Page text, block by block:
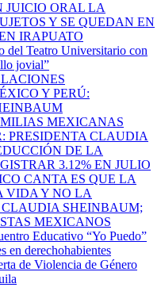
JUICIO ORAL LA
Y SE QUEDAN EN
IRAPUATO
del Teatro Universitario con
jovial”
Y PERÚ:
MEXICANAS
PRESIDENTA CLAUDIA
DE LA
3.12% EN JULIO
CANTA ES QUE LA
VIDA Y NO LA
SHEINBAUM;
MEXICANOS
Educativo “Yo Puedo”
en derechohabientes
de Violencia de Género